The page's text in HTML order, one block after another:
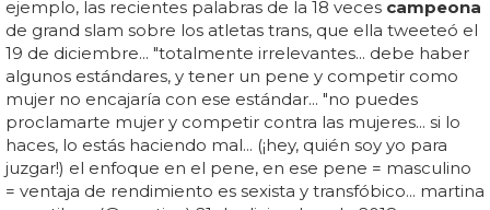
ejemplo, las recientes palabras de la 18 veces campeona
de grand slam sobre los atletas trans, que ella tweeteó el
19 de diciembre... "totalmente irrelevantes... debe haber
algunos estándares, y tener un pene y competir como
mujer no encajaría con ese estándar... "no puedes
proclamarte mujer y competir contra las mujeres... si lo
haces, lo estás haciendo mal... (¡hey, quién soy yo para
juzgar!) el enfoque en el pene, en ese pene = masculino
= ventaja de rendimiento es sexista y transfóbico... martina